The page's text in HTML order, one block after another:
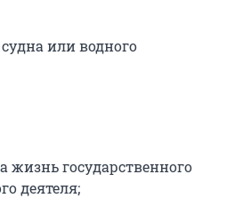
или водного
жизнь государственного
деятеля;